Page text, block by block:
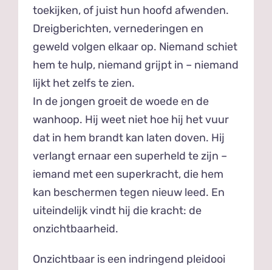
toekijken, of juist hun hoofd afwenden.
Dreigberichten, vernederingen en
geweld volgen elkaar op. Niemand schiet
hem te hulp, niemand grijpt in – niemand
lijkt het zelfs te zien.
In de jongen groeit de woede en de
wanhoop. Hij weet niet hoe hij het vuur
dat in hem brandt kan laten doven. Hij
verlangt ernaar een superheld te zijn –
iemand met een superkracht, die hem
kan beschermen tegen nieuw leed. En
uiteindelijk vindt hij die kracht: de
onzichtbaarheid.
Onzichtbaar is een indringend pleidooi